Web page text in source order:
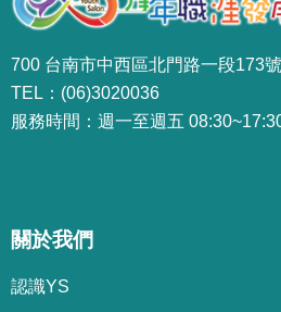
700 台南市中西區北門路一段173號
TEL：(06)3020036
服務時間：週一至週五
關於我們
認識YS